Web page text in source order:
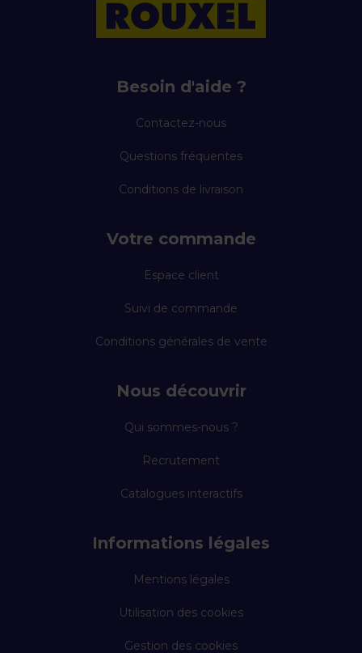
Besoin d'aide ?
Contactez-nous
Questions fréquentes
Conditions de livraison
Votre commande
Espace client
Suivi de commande
Conditions générales de vente
Nous découvrir
Qui sommes-nous ?
Recrutement
Catalogues interactifs
Informations légales
Mentions légales
Utilisation des cookies
Gestion des cookies